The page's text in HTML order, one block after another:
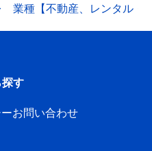
業種【不動産、レンタル・
す
お問い合わせ